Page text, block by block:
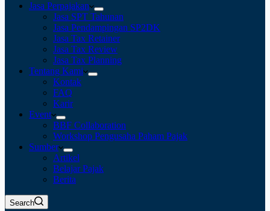
Jasa Perpajakan
Jasa SPT Tahunan
Jasa Pendampingan SP2DK
Jasa Tax Retainer
Jasa Tax Review
Jasa Tax Planning
Tentang Kami
Kontak
FAQ
Karir
Event
BBF Collaboration
Workshop Pengusaha Paham Pajak
Sumber
Artikel
Belajar Pajak
Berita
Search